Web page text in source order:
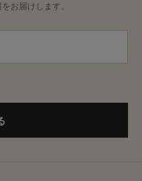
お届けします。